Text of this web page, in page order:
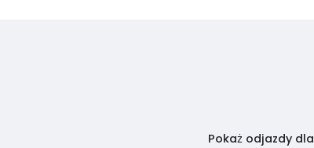
Pokaż odjazdy dla